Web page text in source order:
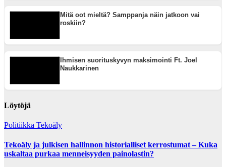
Mitä oot mieltä? Samppanja näin jatkoon vai
roskiin?
Ihmisen suorituskyvyn maksimointi Ft. Joel
Naukkarinen
Löytöjä
Politiikka Tekoäly
Tekoäly ja julkisen hallinnon historialliset kerrostumat – Kuka
uskaltaa purkaa menneisyyden painolastin?